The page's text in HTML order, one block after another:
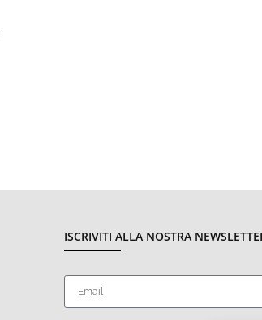
ISCRIVITI ALLA NOSTRA